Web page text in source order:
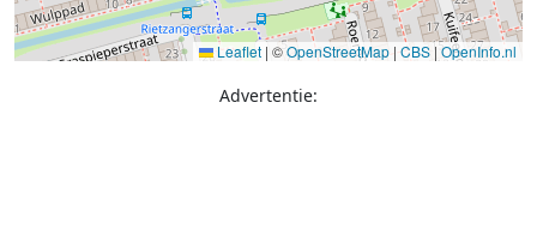
Leaflet | ©OpenStreetMap| CBS |OpenInfo.nl
Advertentie: